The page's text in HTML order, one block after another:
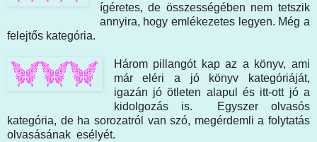
ígéretes, de összességében nem tetszik
annyira, hogy emlékezetes legyen. Még a
felejtős kategória.
Három pillangót kap az a könyv, ami
már eléri a jó könyv kategóriáját,
igazán jó ötleten alapul és itt-ott jó a
kidolgozás is. Egyszer olvasós
kategória, de ha sorozatról van szó, megérdemli a folytatás
olvasásának esélyét.